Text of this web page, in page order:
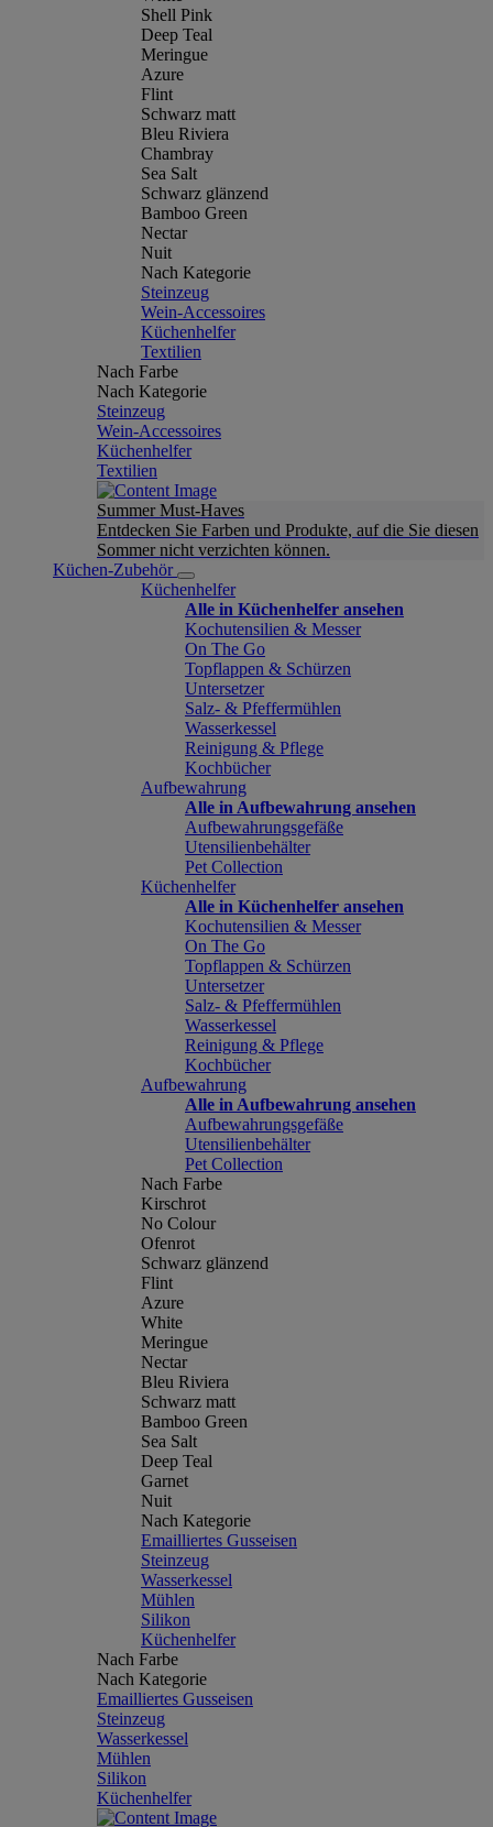
Shell Pink
Deep Teal
Meringue
Azure
Flint
Schwarz matt
Bleu Riviera
Chambray
Sea Salt
Schwarz glänzend
Bamboo Green
Nectar
Nuit
Nach Kategorie
Steinzeug
Wein-Accessoires
Küchenhelfer
Textilien
Nach Farbe
Nach Kategorie
Steinzeug
Wein-Accessoires
Küchenhelfer
Textilien
Summer Must-Haves
Entdecken Sie Farben und Produkte, auf die Sie diesen
Sommer nicht verzichten können.
Küchen-Zubehör
Küchenhelfer
Alle in Küchenhelfer ansehen
Kochutensilien & Messer
On The Go
Topflappen & Schürzen
Untersetzer
Salz- & Pfeffermühlen
Wasserkessel
Reinigung & Pflege
Kochbücher
Aufbewahrung
Alle in Aufbewahrung ansehen
Aufbewahrungsgefäße
Utensilienbehälter
Pet Collection
Küchenhelfer
Alle in Küchenhelfer ansehen
Kochutensilien & Messer
On The Go
Topflappen & Schürzen
Untersetzer
Salz- & Pfeffermühlen
Wasserkessel
Reinigung & Pflege
Kochbücher
Aufbewahrung
Alle in Aufbewahrung ansehen
Aufbewahrungsgefäße
Utensilienbehälter
Pet Collection
Nach Farbe
Kirschrot
No Colour
Ofenrot
Schwarz glänzend
Flint
Azure
White
Meringue
Nectar
Bleu Riviera
Schwarz matt
Bamboo Green
Sea Salt
Deep Teal
Garnet
Nuit
Nach Kategorie
Emailliertes Gusseisen
Steinzeug
Wasserkessel
Mühlen
Silikon
Küchenhelfer
Nach Farbe
Nach Kategorie
Emailliertes Gusseisen
Steinzeug
Wasserkessel
Mühlen
Silikon
Küchenhelfer